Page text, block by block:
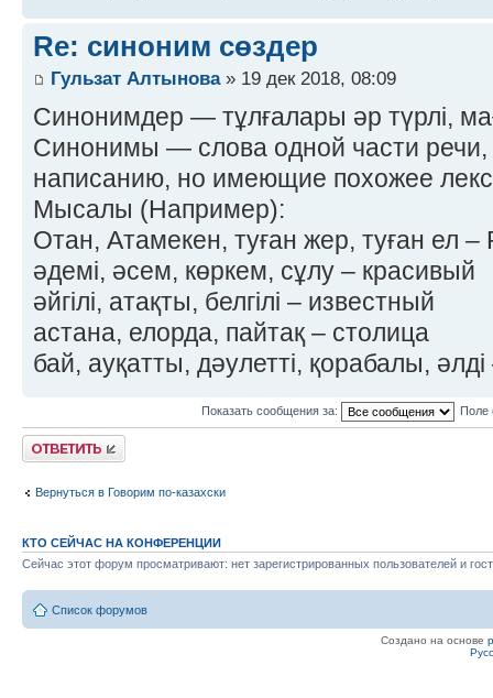
Re: синоним сөздер
Гульзат Алтынова» 19 дек 2018, 08:09
Синонимдер — тұлғалары әр түрлі,
Синонимы — слова одной части
написанию, но имеющие похожее
Мысалы (Например):
Отан, Атамекен, туған жер, туған ел –
әдемі, әсем, көркем, сұлу – красивый
әйгілі, атақты, белгілі – известный
астана, елорда, пайтақ – столица
бай, ауқатты, дәулетті, қорабалы,
Показать сообщения за: Поле
Ответить
Вернуться в Говорим по-казахски
КТО СЕЙЧАС НА КОНФЕРЕНЦИИ
Сейчас этот форум просматривают: нет зарегистрированных пользователей и
Список форумов
Создано на основе